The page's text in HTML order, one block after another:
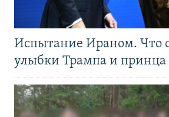
Испытание Ираном. Что
улыбки Трампа и